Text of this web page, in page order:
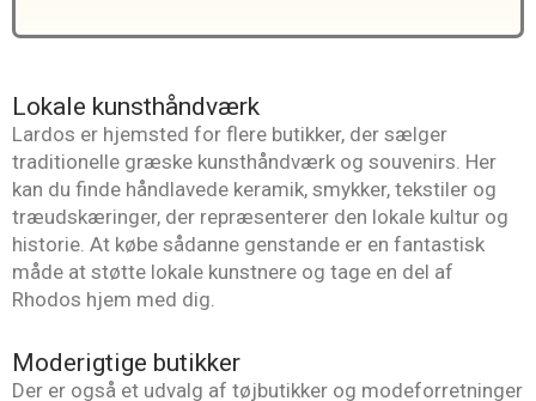
Lokale kunsthåndværk
Lardos er hjemsted for flere butikker, der sælger
traditionelle græske kunsthåndværk og souvenirs. Her
kan du finde håndlavede keramik, smykker, tekstiler og
træudskæringer, der repræsenterer den lokale kultur og
historie. At købe sådanne genstande er en fantastisk
måde at støtte lokale kunstnere og tage en del af
Rhodos hjem med dig.
Moderigtige butikker
Der er også et udvalg af tøjbutikker og modeforretninger